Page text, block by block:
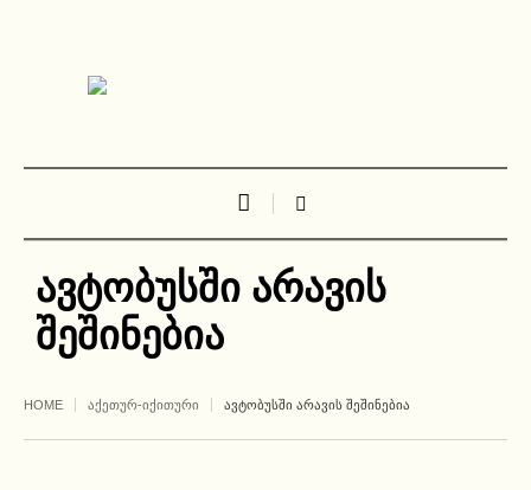
ავტობუსში არავის
შეშინებია
HOME ᲐᲥᲔᲗᲣᲠ-ᲘᲥᲘᲗᲣᲠᲘ ᲐᲕᲢᲝᲑᲣᲡᲨᲘ ᲐᲠᲐᲕᲘᲡ ᲨᲔᲨᲘᲜᲔᲑᲘᲐ